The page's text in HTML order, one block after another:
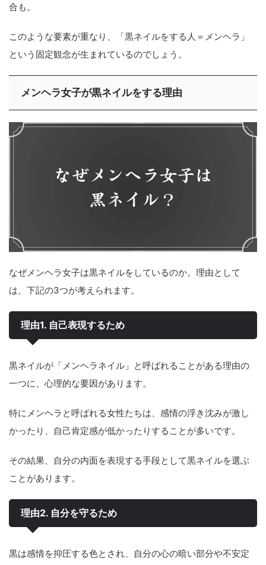
合も。
このような要素が重なり、「黒ネイルをする人＝メンヘラ」
という固定観念が生まれているのでしょう。
メンヘラ女子が黒ネイルをする理由
なぜメンヘラ女子は黒ネイルをしているのか。理由として
は、下記の3つが考えられます。
理由1. 自己表現するため
黒ネイルが「メンヘラネイル」と呼ばれることがある理由の
一つに、心理的な要因があります。
特にメンヘラと呼ばれる女性たちは、感情の浮き沈みが激し
かったり、自己肯定感が低かったりすることが多いです。
その結果、自分の内面を表現する手段として黒ネイルを選ぶ
ことがあります。
理由2. 自分を守るため
黒は感情を抑圧する色とされ、自分の心の暗い部分や不安定